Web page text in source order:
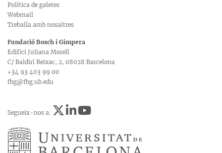
Política de galetes
Webmail
Treballa amb nosaltres
Fundació Bosch i Gimpera
Edifici Juliana Morell
C/ Baldiri Reixac, 2, 08028 Barcelona
+34 93 403 99 00
fbg@fbg.ub.edu
Segueix-nos a: